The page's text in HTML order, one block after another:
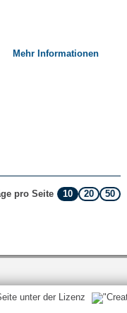
Mehr Informationen
pro Seite 10 20 50
unter der Lizenz